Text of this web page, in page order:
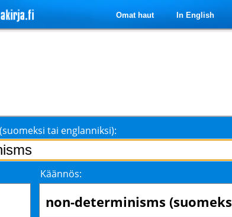
Omat haut In English
tai englanniksi):
Käännös:
non-determinisms